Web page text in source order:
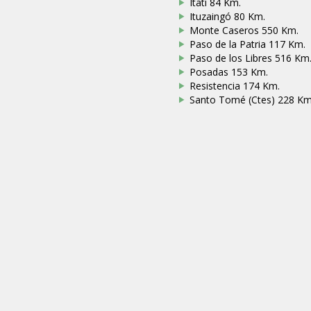
Itatí 84 Km.
Ituzaingó 80 Km.
Monte Caseros 550 Km.
Paso de la Patria 117 Km.
Paso de los Libres 516 Km.
Posadas 153 Km.
Resistencia 174 Km.
Santo Tomé (Ctes) 228